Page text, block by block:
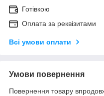
Готівкою
Оплата за реквізитами
Всі умови оплати
Умови повернення
Повернення товару